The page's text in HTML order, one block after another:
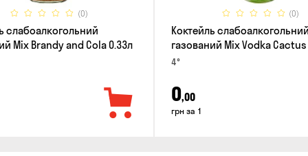
(0)
слабоалкогольний
Mix Brandy and Cola 0.33л
(0)
Коктейль слабоалкогольний
газований Mix Vodka
Green Apple 0.33л
4°
0,00
грн за 1